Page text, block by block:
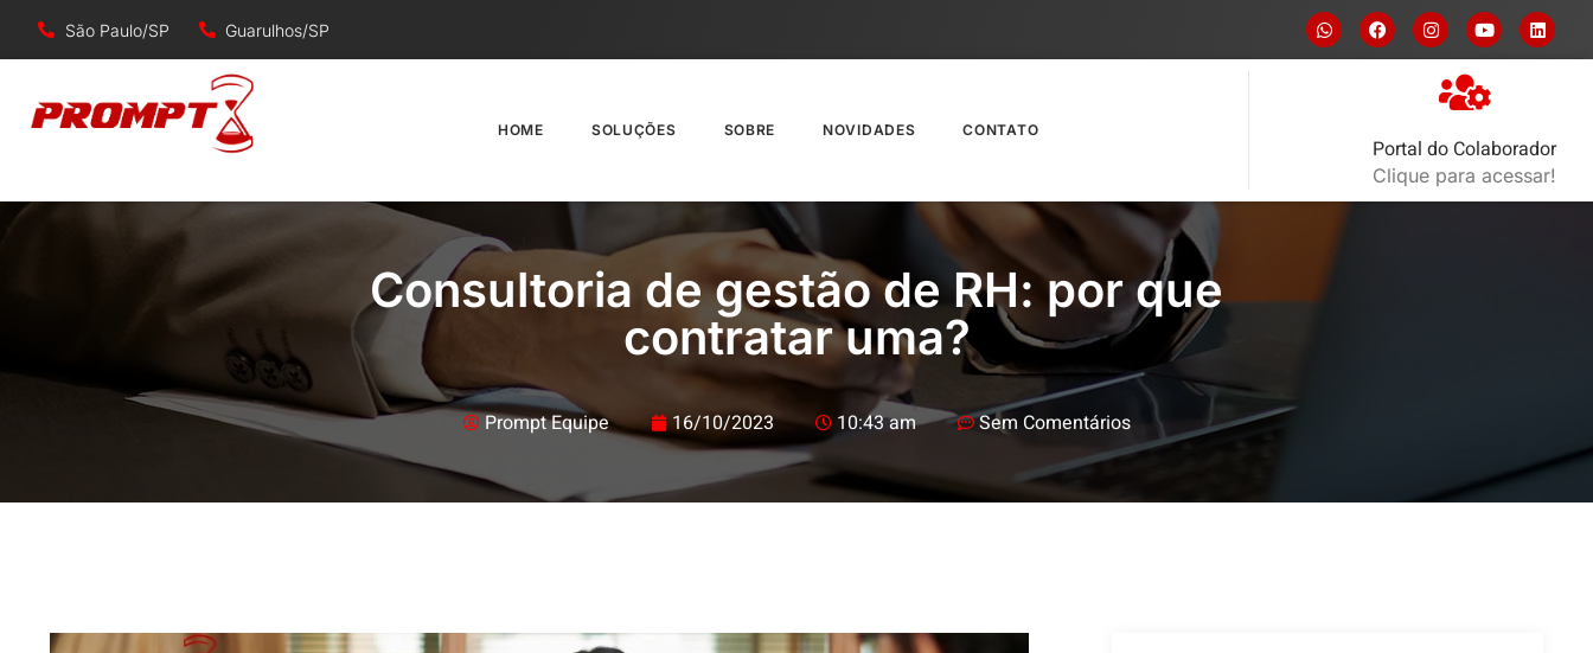
São Paulo/SP Guarulhos/SP
HOME SOLUÇÕES SOBRE NOVIDADES CONTATO
Portal do Colaborador
Clique para acessar!
Consultoria de gestão de RH: por que
contratar uma?
Prompt Equipe 16/10/2023 10:43 am Sem Comentários